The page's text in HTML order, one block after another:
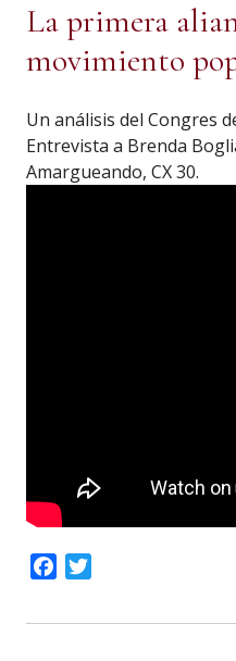
La primera
movimiento
Un análisis del Congres
Entrevista a Brenda
Amargueando, CX 30.
Facebook